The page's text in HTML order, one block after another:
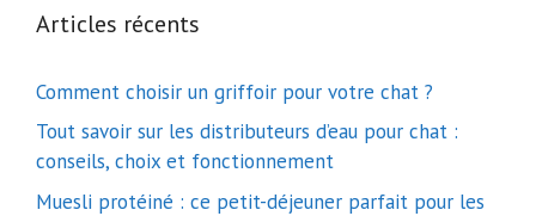
Articles récents
Comment choisir un griffoir pour votre chat ?
Tout savoir sur les distributeurs d’eau pour chat :
conseils, choix et fonctionnement
Muesli protéiné : ce petit-déjeuner parfait pour les